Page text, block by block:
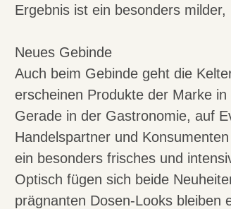
Ergebnis ist ein besonders
Neues Gebinde
Auch beim Gebinde geht die
erscheinen Produkte der Marke
Gerade in der Gastronomie, auf
Handelspartner und
ein besonders frisches und
Optisch fügen sich beide
prägnanten Dosen-Looks bleiben